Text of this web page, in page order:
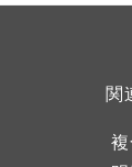
関